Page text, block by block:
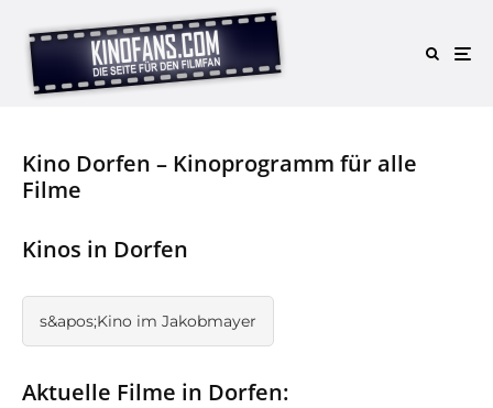
Kino Dorfen – Kinoprogramm für alle
Filme
Kinos in Dorfen
s&apos;Kino im Jakobmayer
Aktuelle Filme in Dorfen: